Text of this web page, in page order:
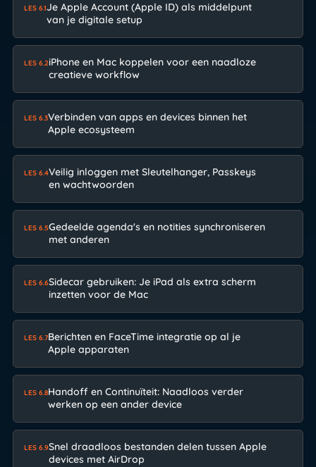
LES 6.1Je Apple Account (Apple ID) als middelpunt
van je digitale setup
LES 6.2iPhone en Mac koppelen voor een naadloze
creatieve workflow
LES 6.3Verbinden van apps en devices binnen het
Apple ecosysteem
LES 6.4Veilig inloggen met Sleutelhanger, Passkeys
en wachtwoorden
LES 6.5Gedeelde agenda's en notities synchroniseren
met anderen
LES 6.6Sidecar gebruiken: Je iPad als extra scherm
inzetten voor de Mac
LES 6.7Berichten en FaceTime integratie op al je
Apple apparaten
LES 6.8Handoff en Continuïteit: Naadloos verder
werken op een ander device
LES 6.9Snel draadloos bestanden delen tussen Apple
devices met AirDrop